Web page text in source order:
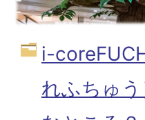
i-
れふちゅ